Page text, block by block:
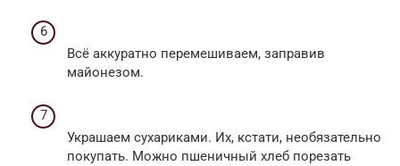
Всё аккуратно перемешиваем, заправив
майонезом.
Украшаем сухариками. Их, кстати, необязательно
покупать. Можно пшеничный хлеб порезать